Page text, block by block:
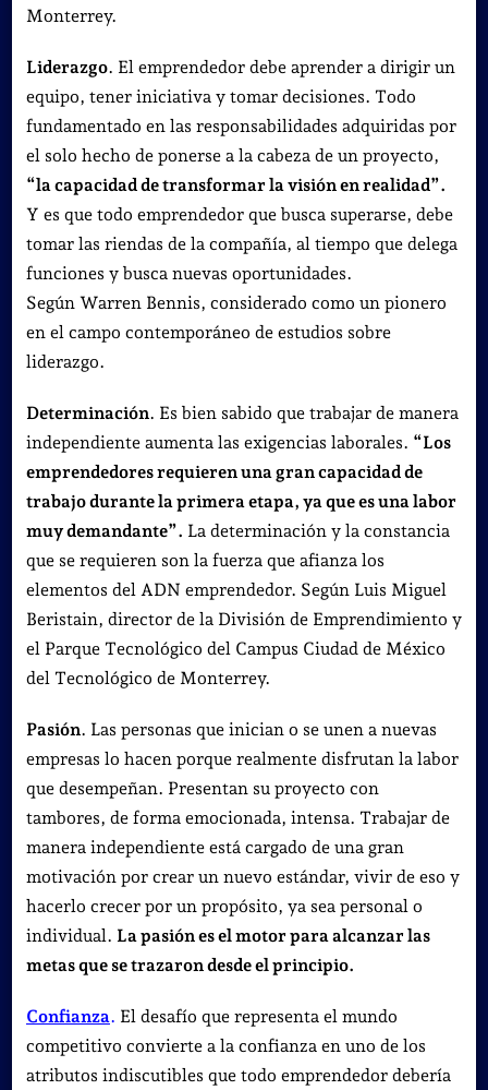
Monterrey.
Liderazgo. El emprendedor debe aprender a dirigir un
equipo, tener iniciativa y tomar decisiones. Todo
fundamentado en las responsabilidades adquiridas por
el solo hecho de ponerse a la cabeza de un proyecto,
“la capacidad de transformar la visión en realidad”.
Y es que todo emprendedor que busca superarse, debe
tomar las riendas de la compañía, al tiempo que delega
funciones y busca nuevas oportunidades.
Según Warren Bennis, considerado como un pionero
en el campo contemporáneo de estudios sobre
liderazgo.
Determinación. Es bien sabido que trabajar de manera
independiente aumenta las exigencias laborales. “Los
emprendedores requieren una gran capacidad de
trabajo durante la primera etapa, ya que es una labor
muy demandante”. La determinación y la constancia
que se requieren son la fuerza que afianza los
elementos del ADN emprendedor. Según Luis Miguel
Beristain, director de la División de Emprendimiento y
el Parque Tecnológico del Campus Ciudad de México
del Tecnológico de Monterrey.
Pasión. Las personas que inician o se unen a nuevas
empresas lo hacen porque realmente disfrutan la labor
que desempeñan. Presentan su proyecto con
tambores, de forma emocionada, intensa. Trabajar de
manera independiente está cargado de una gran
motivación por crear un nuevo estándar, vivir de eso y
hacerlo crecer por un propósito, ya sea personal o
individual. La pasión es el motor para alcanzar las
metas que se trazaron desde el principio.
Confianza. El desafío que representa el mundo
competitivo convierte a la confianza en uno de los
atributos indiscutibles que todo emprendedor debería